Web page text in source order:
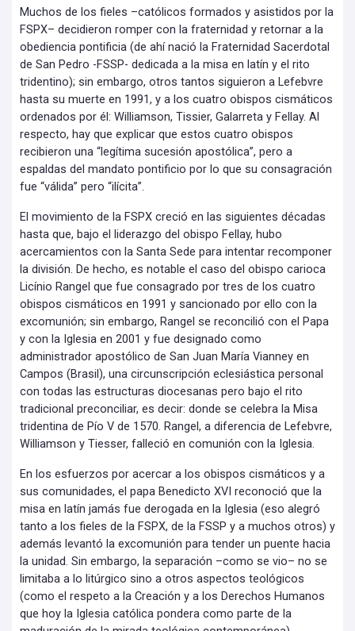
Muchos de los fieles –católicos formados y asistidos por la
FSPX– decidieron romper con la fraternidad y retornar a la
obediencia pontificia (de ahí nació la Fraternidad Sacerdotal
de San Pedro -FSSP- dedicada a la misa en latín y el rito
tridentino); sin embargo, otros tantos siguieron a Lefebvre
hasta su muerte en 1991, y a los cuatro obispos cismáticos
ordenados por él: Williamson, Tissier, Galarreta y Fellay. Al
respecto, hay que explicar que estos cuatro obispos
recibieron una “legítima sucesión apostólica”, pero a
espaldas del mandato pontificio por lo que su consagración
fue “válida” pero “ilícita”.
El movimiento de la FSPX creció en las siguientes décadas
hasta que, bajo el liderazgo del obispo Fellay, hubo
acercamientos con la Santa Sede para intentar recomponer
la división. De hecho, es notable el caso del obispo carioca
Licínio Rangel que fue consagrado por tres de los cuatro
obispos cismáticos en 1991 y sancionado por ello con la
excomunión; sin embargo, Rangel se reconcilió con el Papa
y con la Iglesia en 2001 y fue designado como
administrador apostólico de San Juan María Vianney en
Campos (Brasil), una circunscripción eclesiástica personal
con todas las estructuras diocesanas pero bajo el rito
tradicional preconciliar, es decir: donde se celebra la Misa
tridentina de Pío V de 1570. Rangel, a diferencia de Lefebvre,
Williamson y Tiesser, falleció en comunión con la Iglesia.
En los esfuerzos por acercar a los obispos cismáticos y a
sus comunidades, el papa Benedicto XVI reconoció que la
misa en latín jamás fue derogada en la Iglesia (eso alegró
tanto a los fieles de la FSPX, de la FSSP y a muchos otros) y
además levantó la excomunión para tender un puente hacia
la unidad. Sin embargo, la separación –como se vio– no se
limitaba a lo litúrgico sino a otros aspectos teológicos
(como el respeto a la Creación y a los Derechos Humanos
que hoy la Iglesia católica pondera como parte de la